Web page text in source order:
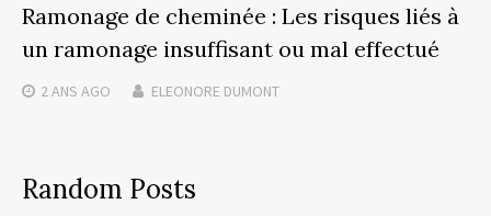
Ramonage de cheminée : Les risques liés à
un ramonage insuffisant ou mal effectué
2 ANS AGO ELEONORE DUMONT
Random Posts